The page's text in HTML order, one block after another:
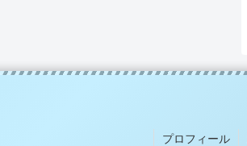
プロフィール